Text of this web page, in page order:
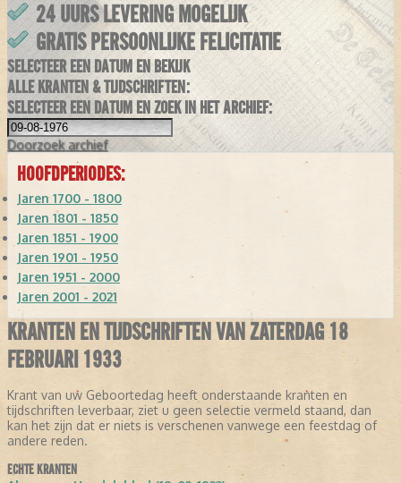
24 UURS LEVERING MOGELIJK
GRATIS PERSOONLIJKE FELICITATIE
SELECTEER EEN DATUM EN BEKIJK
ALLE KRANTEN & TIJDSCHRIFTEN:
SELECTEER EEN DATUM EN ZOEK IN HET ARCHIEF:
Doorzoek archief
HOOFDPERIODES:
Jaren 1700 - 1800
Jaren 1801 - 1850
Jaren 1851 - 1900
Jaren 1901 - 1950
Jaren 1951 - 2000
Jaren 2001 - 2021
KRANTEN EN TIJDSCHRIFTEN VAN ZATERDAG 18
FEBRUARI 1933
Krant van uw Geboortedag heeft onderstaande kranten en
tijdschriften leverbaar, ziet u geen selectie vermeld staand, dan
kan het zijn dat er niets is verschenen vanwege een feestdag of
andere reden.
ECHTE KRANTEN